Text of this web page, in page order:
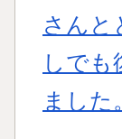
さんと
しでも
ました